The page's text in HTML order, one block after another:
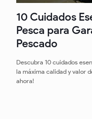
10 Cuidados
Pesca para
Pescado
Descubra 10 cuidados
la máxima calidad y valor
ahora!